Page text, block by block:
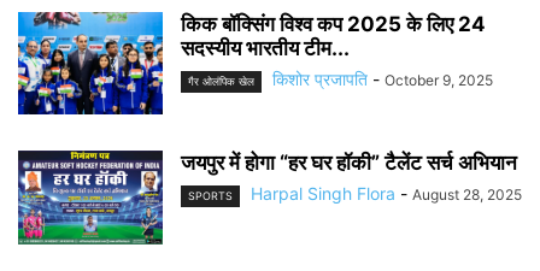
किक बॉक्सिंग विश्व कप 2025 के लिए 24
सदस्यीय भारतीय टीम...
गैर ओलंपिक खेल किशोर प्रजापति - October 9, 2025
जयपुर में होगा “हर घर हॉकी” टैलेंट सर्च अभियान
SPORTS Harpal Singh Flora - August 28, 2025